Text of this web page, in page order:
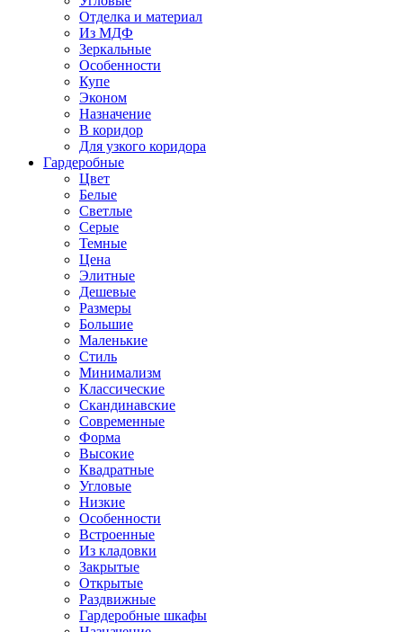
Отделка и материал
Из МДФ
Зеркальные
Особенности
Купе
Эконом
Назначение
В коридор
Для узкого коридора
Гардеробные
Цвет
Белые
Светлые
Серые
Темные
Цена
Элитные
Дешевые
Размеры
Большие
Маленькие
Стиль
Минимализм
Классические
Скандинавские
Современные
Форма
Высокие
Квадратные
Угловые
Низкие
Особенности
Встроенные
Из кладовки
Закрытые
Открытые
Раздвижные
Гардеробные шкафы